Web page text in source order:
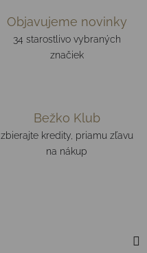
Objavujeme novinky
34 starostlivo vybraných
značiek
Bežko Klub
zbierajte kredity, priamu zľavu
na nákup